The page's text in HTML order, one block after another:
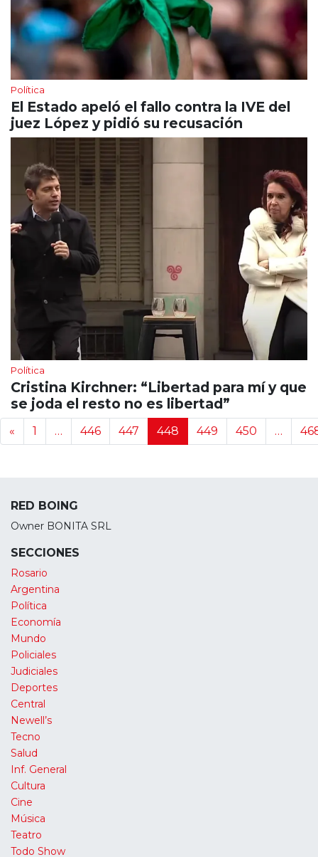
Política
El Estado apeló el fallo contra la IVE del
juez López y pidió su recusación
Política
Cristina Kirchner: “Libertad para mí y que
se joda el resto no es libertad”
Navegación de noticias
« 1 … 446 447 448 449 450 …
RED BOING
Owner BONITA SRL
SECCIONES
Rosario
Argentina
Política
Economía
Mundo
Policiales
Judiciales
Deportes
Central
Newell’s
Tecno
Salud
Inf. General
Cultura
Cine
Música
Teatro
Todo Show